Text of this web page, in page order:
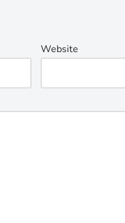
Website